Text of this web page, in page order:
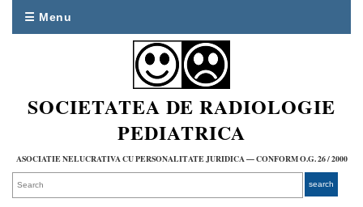
☰ Menu
SOCIETATEA DE RADIOLOGIE
PEDIATRICA
ASOCIATIE NELUCRATIVA CU PERSONALITATE JURIDICA — CONFORM O.G. 26 / 2000